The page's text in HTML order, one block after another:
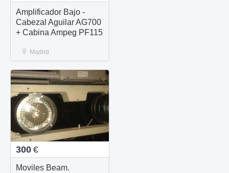
Amplificador Bajo -
Cabezal Aguilar AG700
+ Cabina Ampeg PF115
Madrid
300 €
Moviles Beam.